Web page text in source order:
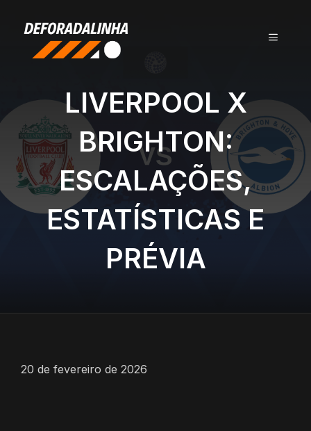
conteúdo
MENU
LIVERPOOL X
BRIGHTON:
ESCALAÇÕES,
ESTATÍSTICAS E
PRÉVIA
20 de fevereiro de 2026